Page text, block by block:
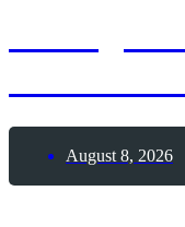
August 8, 2026